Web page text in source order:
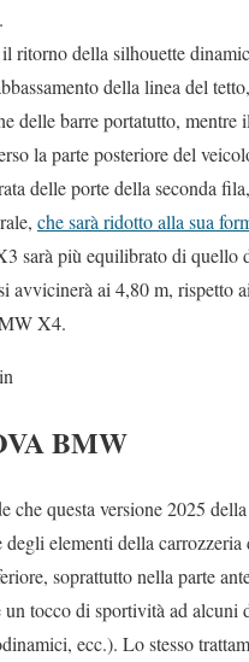
ritorno della silhouette
della linea del
delle barre portatutto, mentre
la parte posteriore del
delle porte della seconda
che sarà ridotto alla sua
sarà più equilibrato di quello
avvicinerà ai 4,80 m, rispetto
X4.
in
BMW
che questa versione 2025
degli elementi della carrozzeria
soprattutto nella parte
un tocco di sportività ad alcuni
ecc.). Lo stesso